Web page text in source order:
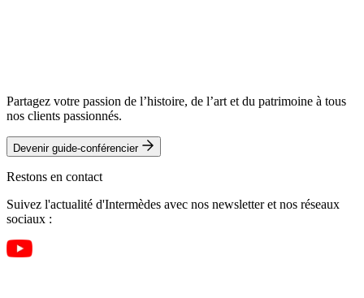
Partagez votre passion de l’histoire, de l’art et du patrimoine à tous
nos clients passionnés.
Devenir guide-conférencier
Restons en contact
Suivez l'actualité d'Intermèdes avec nos newsletter et nos réseaux
sociaux :